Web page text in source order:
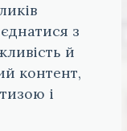
з
й
контент,
і